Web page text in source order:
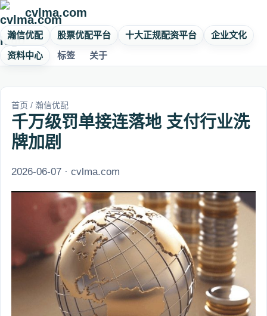
cvlma.com
瀚信优配 股票优配平台 十大正规配资平台
企业文化
资料中心
标签 关于
首页 / 瀚信优配
千万级罚单接连落地 支付行业洗
牌加剧
2026-06-07 · cvlma.com